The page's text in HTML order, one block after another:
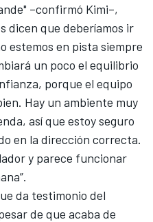
–confirmó Kimi–,
dicen que deberíamos ir
estemos en pista siempre
un poco el equilibrio
porque el equipo
Hay un ambiente muy
así que estoy seguro
en la dirección correcta.
y parece funcionar
da testimonio del
de que acaba de